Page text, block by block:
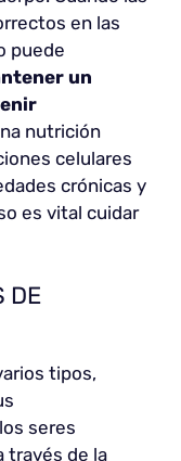
en las
puede
un
nutrición
celulares
crónicas y
es vital cuidar
DE
tipos,
seres
través de la